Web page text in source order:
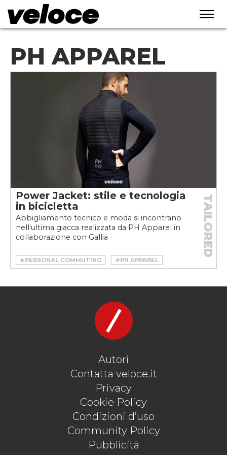
PH APPAREL
Power Jacket: stile e tecnologia
in bicicletta
Abbigliamento tecnico e moda si incontrano
nell'ultima giacca realizzata da PH Apparel in
collaborazione con Gallia
TAILORED
#PERSONAL COMMUTING
#PH APPAREL
#POWER JACKET
Autori
Contatta veloce.it
Privacy
Cookie Policy
Condizioni d’uso
Community Policy
Pubblicità